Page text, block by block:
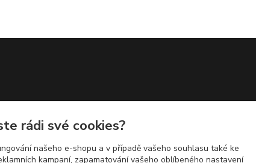
rádi své cookies?
našeho e-shopu a v případě vašeho souhlasu také ke
kampaní, zapamatování vašeho oblíbeného nastavení